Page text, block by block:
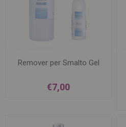
Remover per Smalto Gel
€7,00